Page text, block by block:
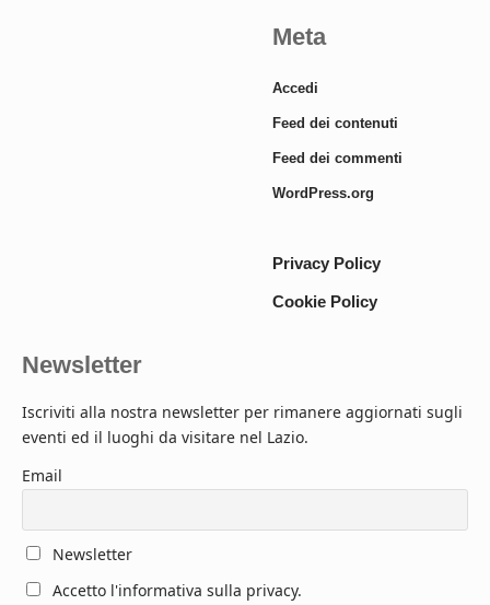
Meta
Accedi
Feed dei contenuti
Feed dei commenti
WordPress.org
Privacy Policy
Cookie Policy
Newsletter
Iscriviti alla nostra newsletter per rimanere aggiornati sugli
eventi ed il luoghi da visitare nel Lazio.
Email
Newsletter
Accetto l'informativa sulla privacy.